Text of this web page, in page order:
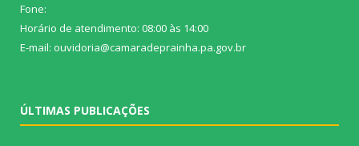
Fone:
Horário de atendimento: 08:00 às 14:00
E-mail: ouvidoria@camaradeprainha.pa.gov.br
ÚLTIMAS PUBLICAÇÕES